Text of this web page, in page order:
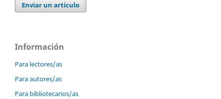
Enviar un artículo
Información
Para lectores/as
Para autores/as
Para bibliotecarios/as